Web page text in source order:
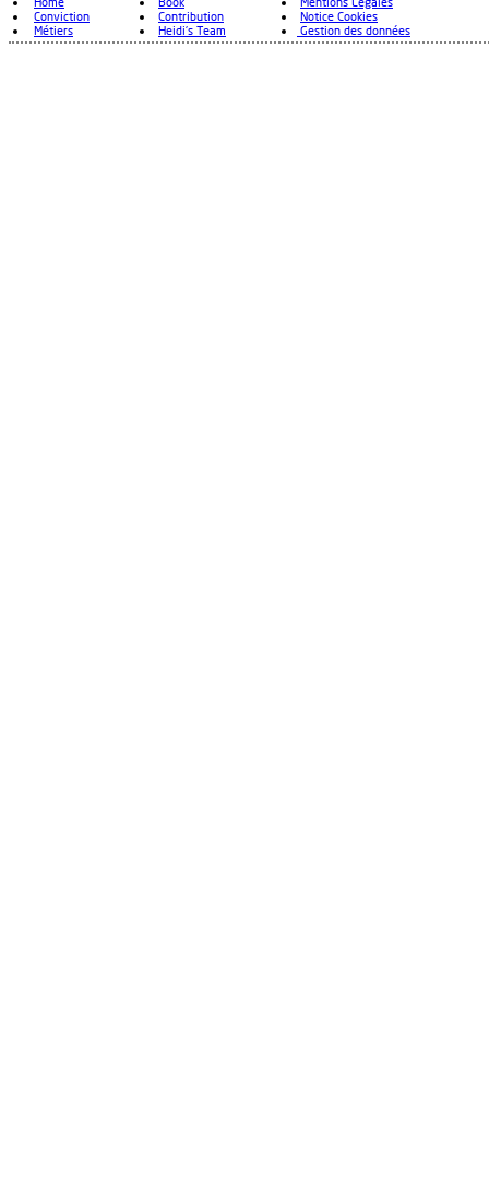
Conviction
Métiers
Contribution
Heidi's Team
Notice Cookies
Gestion des données